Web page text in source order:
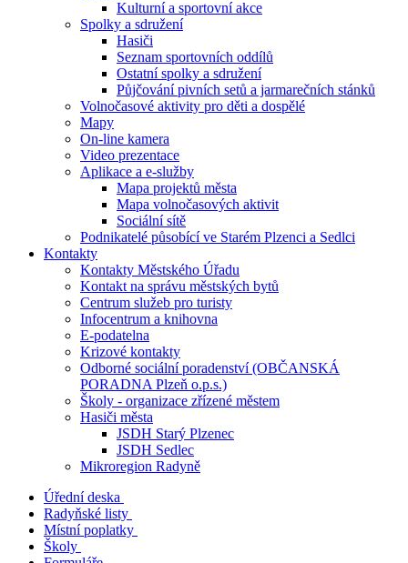
Kulturní a sportovní akce
Spolky a sdružení
Hasiči
Seznam sportovních oddílů
Ostatní spolky a sdružení
Půjčování pivních setů a jarmarečních stánků
Volnočasové aktivity pro děti a dospělé
Mapy
On-line kamera
Video prezentace
Aplikace a e-služby
Mapa projektů města
Mapa volnočasových aktivit
Sociální sítě
Podnikatelé působící ve Starém Plzenci a Sedlci
Kontakty
Kontakty Městského Úřadu
Kontakt na správu městských bytů
Centrum služeb pro turisty
Infocentrum a knihovna
E-podatelna
Krizové kontakty
Odborné sociální poradenství (OBČANSKÁ
PORADNA Plzeň o.p.s.)
Školy - organizace zřízené městem
Hasiči města
JSDH Starý Plzenec
JSDH Sedlec
Mikroregion Radyně
Úřední deska
Radyňské listy
Místní poplatky
Školy